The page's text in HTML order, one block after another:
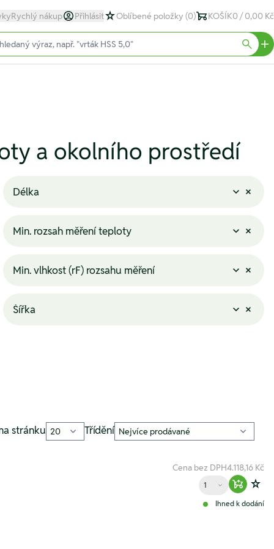
Rychlý nákup Přihlásit Oblíbené položky (0) KOŠÍK0 / 0,00 Kč
a okolního prostředí
Délka
Min. rozsah měření teploty
Min. vlhkost (rF) rozsahu měření
Šířka
stránku Třídění
Cena bez DPH4.118,16 Kč
Množství
Zur
Ihned k dodání